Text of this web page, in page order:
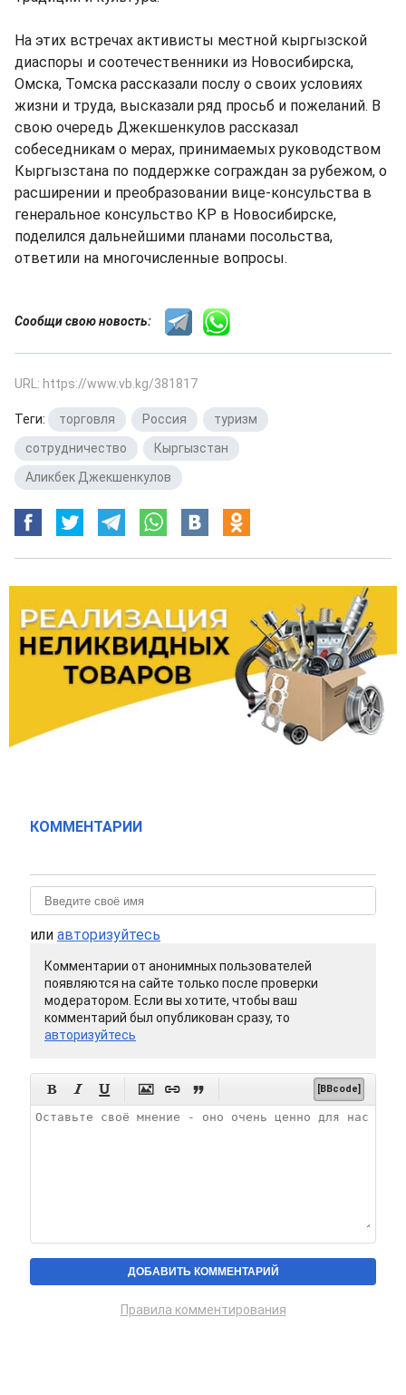
На этих встречах активисты местной кыргызской
диаспоры и соотечественники из Новосибирска,
Омска, Томска рассказали послу о своих условиях
жизни и труда, высказали ряд просьб и пожеланий. В
свою очередь Джекшенкулов рассказал
собеседникам о мерах, принимаемых руководством
Кыргызстана по поддержке сограждан за рубежом, о
расширении и преобразовании вице-консульства в
генеральное консульство КР в Новосибирске,
поделился дальнейшими планами посольства,
ответили на многочисленные вопросы.
Сообщи свою новость:
URL: https://www.vb.kg/381817
Теги: торговля Россия туризм
сотрудничество
Кыргызстан
Аликбек Джекшенкулов
КОММЕНТАРИИ
или авторизуйтесь
Комментарии от анонимных пользователей
появляются на сайте только после проверки
модератором. Если вы хотите, чтобы ваш
комментарий был опубликован сразу, то
авторизуйтесь
      [BBcode]
Правила комментирования